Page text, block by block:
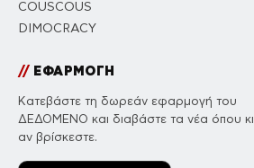
COUSCOUS
DIMOCRACY
//ΕΦΑΡΜΟΓΗ
Κατεβάστε τη δωρεάν εφαρμογή του
ΔΕΔΟΜΕΝΟ και διαβάστε τα νέα όπου κι
αν βρίσκεστε.